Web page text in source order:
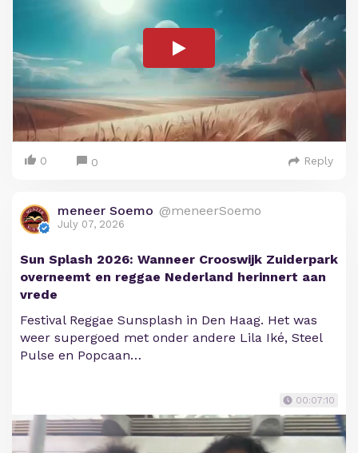
0 0 Reply
meneer Soemo @meneerSoemo
July 07, 2026
Sun Splash 2026: Wanneer Crooswijk Zuiderpark
overneemt en reggae Nederland herinnert aan
vrede
Festival Reggae Sunsplash in Den Haag. Het was
weer supergoed met onder andere Lila Iké, Steel
Pulse en Popcaan…
00:07:10